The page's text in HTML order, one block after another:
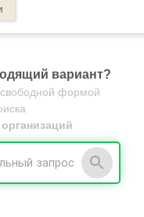
вариант?
свободной формой